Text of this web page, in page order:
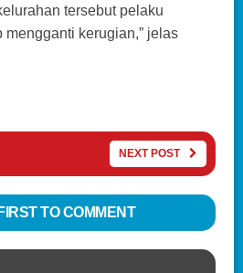
tersebut pelaku
kerugian,” jelas
NEXT POST
TO COMMENT